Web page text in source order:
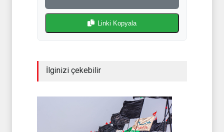
Linki Kopyala
İlginizi çekebilir